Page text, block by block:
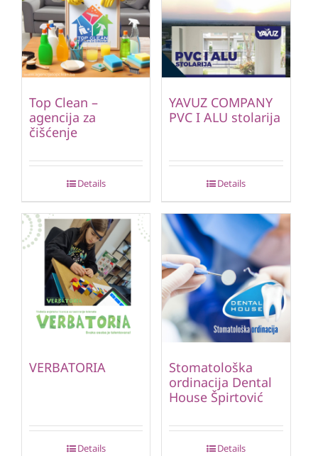
Top Clean –
agencija za
čišćenje
Details
YAVUZ COMPANY
PVC I ALU stolarija
Details
VERBATORIA
Details
Stomatološka
ordinacija Dental
House Špirtović
Details